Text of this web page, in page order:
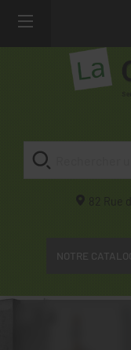
82 Rue
NOTRE